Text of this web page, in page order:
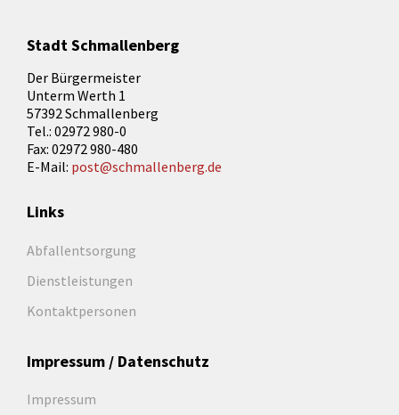
Stadt Schmallenberg
Der Bürgermeister
Unterm Werth 1
57392 Schmallenberg
Tel.: 02972 980-0
Fax: 02972 980-480
E-Mail: post@schmallenberg.de
Links
Abfallentsorgung
Dienstleistungen
Kontaktpersonen
Impressum / Datenschutz
Impressum